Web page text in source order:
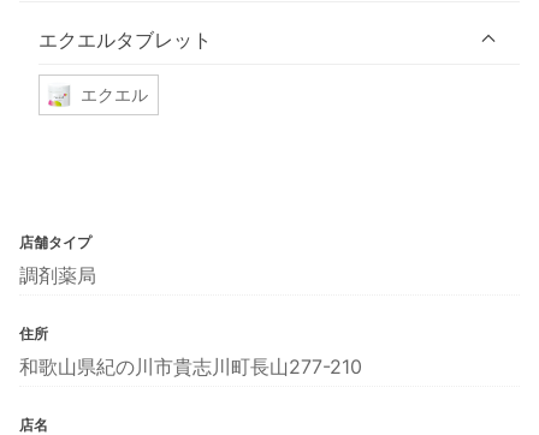
エクエルタブレット
エクエル
店舗タイプ
調剤薬局
住所
和歌山県紀の川市貴志川町長山277-210
店名